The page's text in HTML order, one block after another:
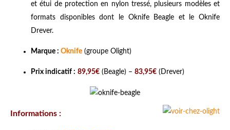
et étui de protection en nylon tressé, plusieurs modèles et
formats disponibles dont le Oknife Beagle et le Oknife
Drever.
Marque : Oknife (groupe Olight)
Prix indicatif : 89,95€ (Beagle) – 83,95€ (Drever)
Informations :